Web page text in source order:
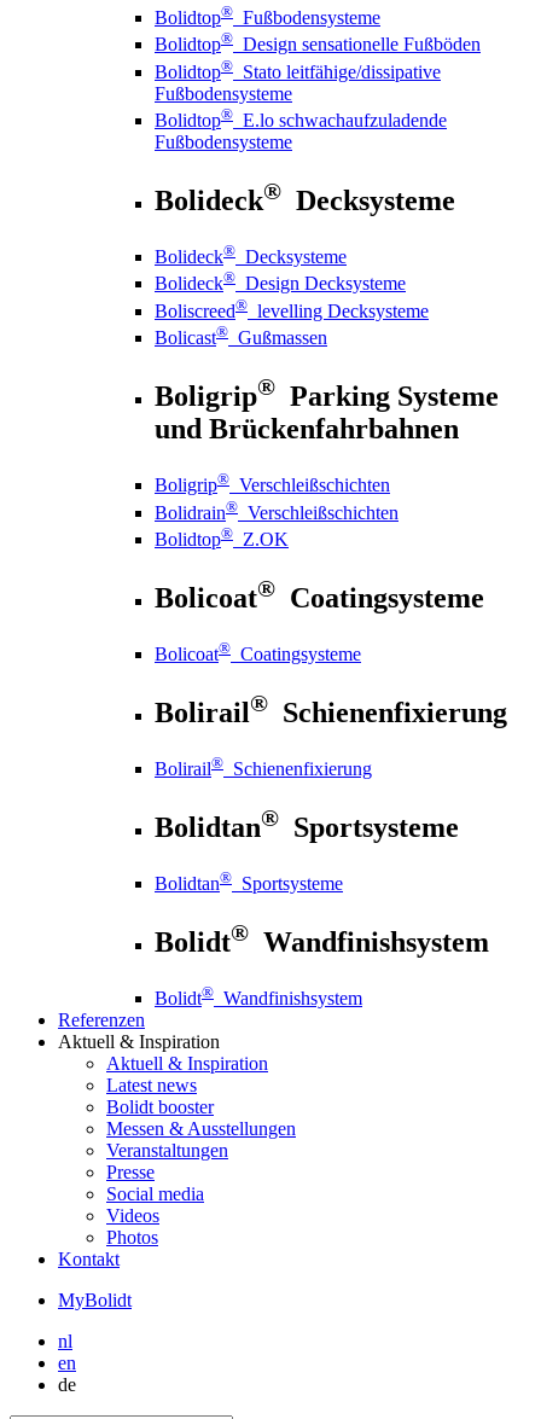
Bolidtop® Fußbodensysteme
Bolidtop® Design sensationelle Fußböden
Bolidtop® Stato leitfähige/dissipative
Fußbodensysteme
Bolidtop® E.lo schwachaufzuladende
Fußbodensysteme
Bolideck® Decksysteme
Bolideck® Decksysteme
Bolideck® Design Decksysteme
Boliscreed® levelling Decksysteme
Bolicast® Gußmassen
Boligrip® Parking Systeme
und Brückenfahrbahnen
Boligrip® Verschleißschichten
Bolidrain® Verschleißschichten
Bolidtop® Z.OK
Bolicoat® Coatingsysteme
Bolicoat® Coatingsysteme
Bolirail® Schienenfixierung
Bolirail® Schienenfixierung
Bolidtan® Sportsysteme
Bolidtan® Sportsysteme
Bolidt® Wandfinishsystem
Bolidt® Wandfinishsystem
Referenzen
Aktuell & Inspiration
Aktuell & Inspiration
Latest news
Bolidt booster
Messen & Ausstellungen
Veranstaltungen
Presse
Social media
Videos
Photos
Kontakt
MyBolidt
nl
en
de